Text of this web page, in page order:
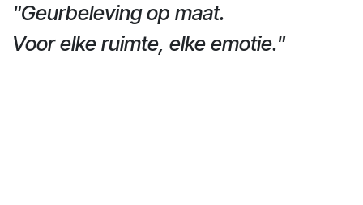
"Geurbeleving op maat.
Voor elke ruimte, elke emotie."